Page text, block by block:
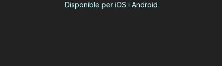
Disponible per iOS i Android